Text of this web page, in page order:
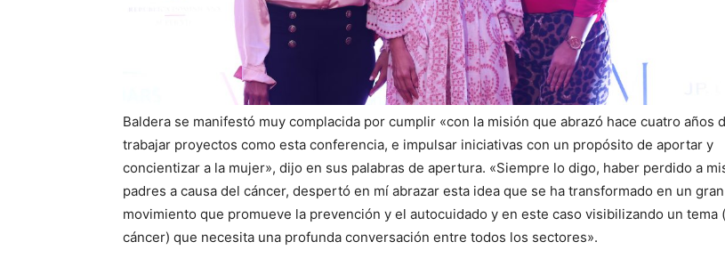
Baldera se manifestó muy complacida por cumplir «con la misión que abrazó hace cuatro años
trabajar proyectos como esta conferencia, e impulsar iniciativas con un propósito de aportar y
concientizar a la mujer», dijo en sus palabras de apertura. «Siempre lo digo, haber perdido a
padres a causa del cáncer, despertó en mí abrazar esta idea que se ha transformado en un gran
movimiento que promueve la prevención y el autocuidado y en este caso visibilizando un tema
cáncer) que necesita una profunda conversación entre todos los sectores».